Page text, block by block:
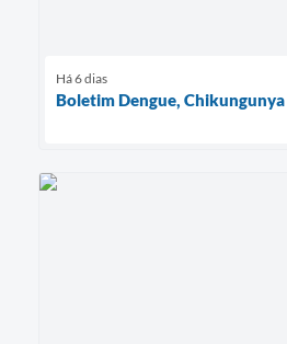
Há 6 dias
Boletim Dengue,